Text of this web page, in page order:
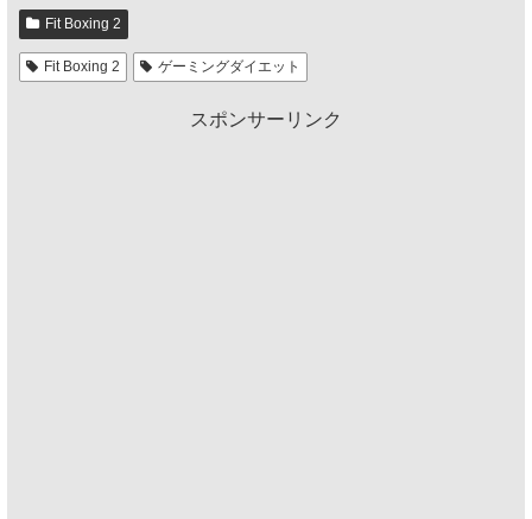
Fit Boxing 2
Fit Boxing 2 ゲーミングダイエット
スポンサーリンク